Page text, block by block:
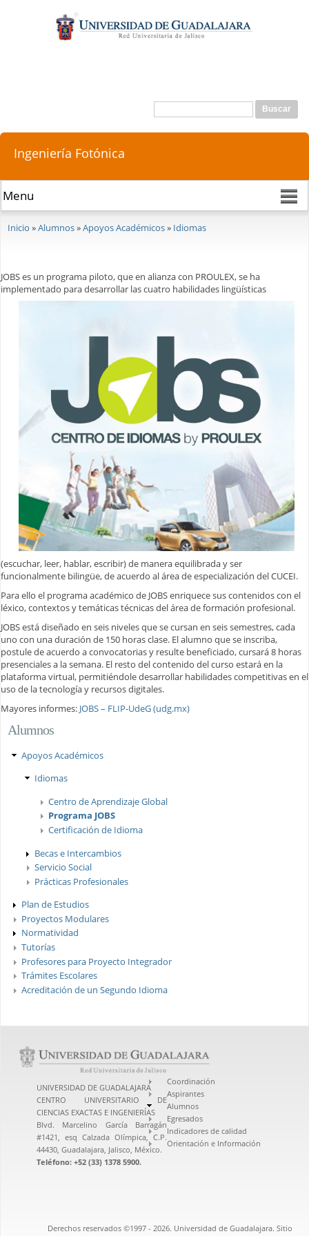
contenido
principal
Formulario de búsqueda
Buscar
Ingeniería Fotónica
Inicio »Alumnos»Apoyos Académicos» Idiomas
JOBS es un programa piloto, que en alianza con PROULEX, se ha
implementado para desarrollar las cuatro habilidades lingüísticas
(escuchar, leer, hablar, escribir) de manera equilibrada y ser
funcionalmente bilingüe, de acuerdo al área de especialización del CUCEI.
Para ello el programa académico de JOBS enriquece sus contenidos con el
léxico, contextos y temáticas técnicas del área de formación profesional.
JOBS está diseñado en seis niveles que se cursan en seis semestres, cada
uno con una duración de 150 horas clase. El alumno que se inscriba,
postule de acuerdo a convocatorias y resulte beneficiado, cursará 8 horas
presenciales a la semana. El resto del contenido del curso estará en la
plataforma virtual, permitiéndole desarrollar habilidades competitivas en el
uso de la tecnología y recursos digitales.
Mayores informes: JOBS – FLIP-UdeG (udg.mx)
Alumnos
Apoyos Académicos
Idiomas
Centro de Aprendizaje Global
Programa JOBS
Certificación de Idioma
Becas e Intercambios
Servicio Social
Prácticas Profesionales
Plan de Estudios
Proyectos Modulares
Normatividad
Tutorías
Profesores para Proyecto Integrador
Trámites Escolares
Acreditación de un Segundo Idioma
UNIVERSIDAD DE GUADALAJARA
CENTRO UNIVERSITARIO DE
CIENCIAS EXACTAS E INGENIERÍAS
Blvd. Marcelino García Barragán
#1421, esq Calzada Olímpica, C.P.
44430, Guadalajara, Jalisco, México.
Teléfono: +52 (33) 1378 5900.
Coordinación
Aspirantes
Alumnos
Egresados
Indicadores de calidad
Orientación e Información
Derechos reservados ©1997 - 2026. Universidad de Guadalajara. Sitio